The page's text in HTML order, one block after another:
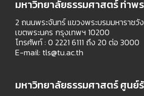
มหาวิทยาลัยธรรมศาสตร์ ท่าพ
2 ถนนพระจันทร์ แขวงพระบรมมหาราชวัง
เขตพระนคร กรุงเทพฯ 10200
โทรศัพท์ : 0 2221 6111 ถึง 20 ต่อ 3000
E-mail: tls@tu.ac.th
มหาวิทยาลัยธรรมศาสตร์ ศูนย์